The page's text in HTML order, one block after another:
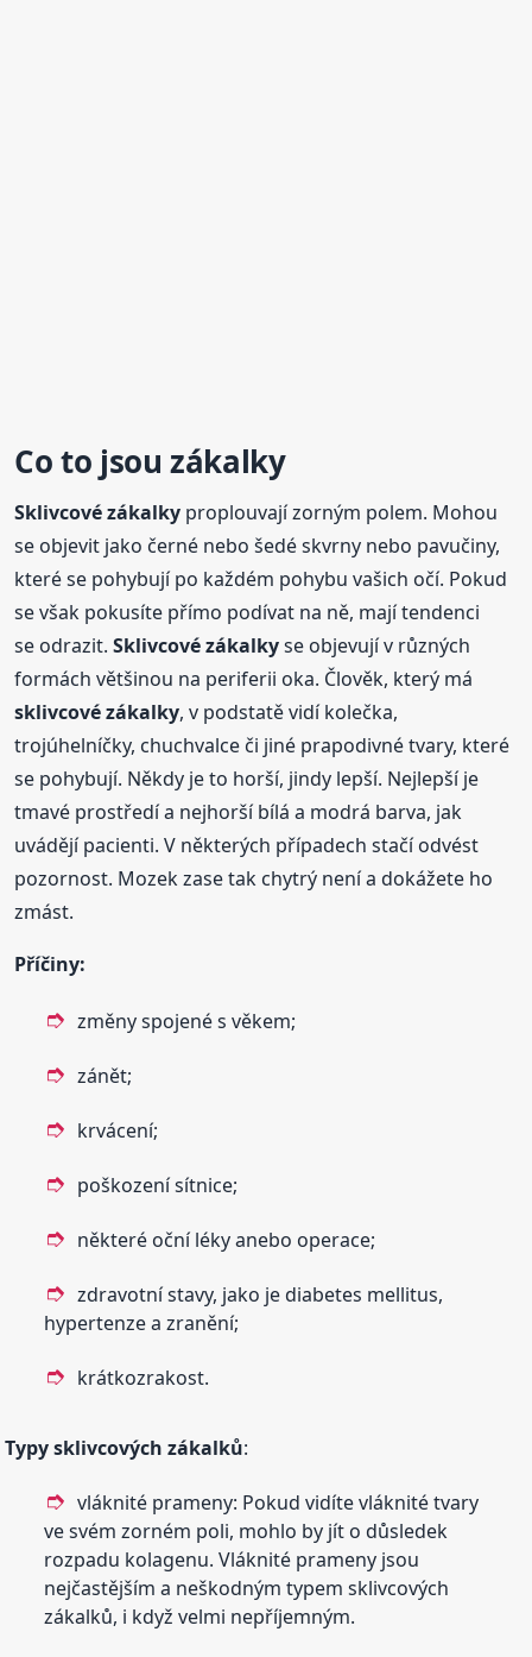
Co to jsouzákalky
Sklivcové zákalky proplouvají zorným polem. Mohou
se objevit jako černé nebo šedé skvrny nebo pavučiny,
které se pohybují po každém pohybu vašich očí. Pokud
se však pokusíte přímo podívat na ně, mají tendenci
se odrazit.Sklivcové zákalkyse objevují v různých
formách většinou na periferii oka. Člověk, který má
sklivcové zákalky, v podstatě vidí kolečka,
trojúhelníčky, chuchvalce či jiné prapodivné tvary, které
se pohybují. Někdy je to horší, jindy lepší. Nejlepší je
tmavé prostředí a nejhorší bílá a modrá barva, jak
uvádějí pacienti. V některých případech stačí odvést
pozornost. Mozek zase tak chytrý není a dokážete ho
zmást.
Příčiny:
změny spojené s věkem;
zánět;
krvácení;
poškození sítnice;
některé oční léky anebo operace;
zdravotní stavy, jako je diabetes mellitus,
hypertenze a zranění;
krátkozrakost.
Typy sklivcových zákalků:
vláknité prameny: Pokud vidíte vláknité tvary
ve svém zorném poli, mohlo by jít o důsledek
rozpadu kolagenu. Vláknité prameny jsou
nejčastějším a neškodným typem sklivcových
zákalků, i když velmi nepříjemným.